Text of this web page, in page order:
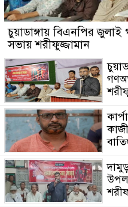
চুয়াডাঙ্গায় বিএনপির
সভায় শরীফুজ্জামান